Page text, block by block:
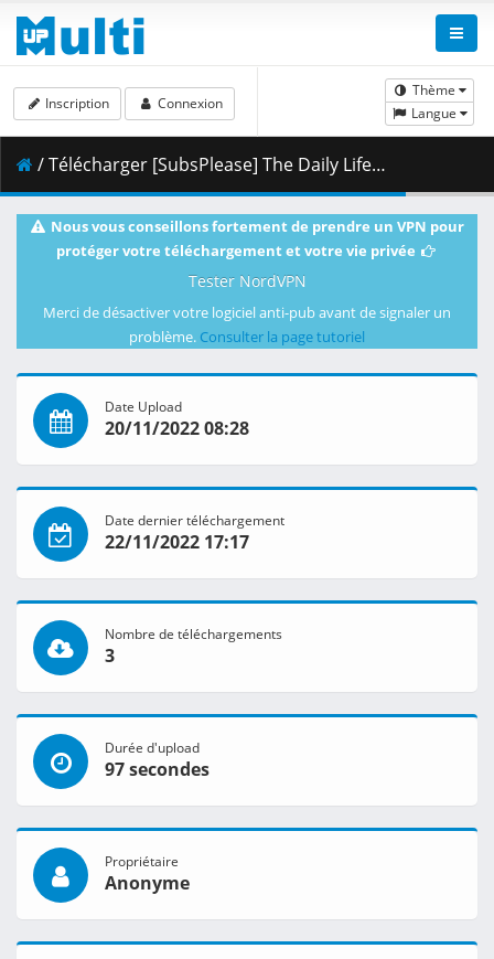
Thème
Langue
Inscription Connexion
/ Télécharger [SubsPlease] The Daily Life of the Immortal King S3 - 09 (1080p) [57FAB5A8].mkv.002 ( 352.41 MB )
Nous vous conseillons fortement de prendre un VPN pour
protéger votre téléchargement et votre vie privée
Tester NordVPN
Merci de désactiver votre logiciel anti-pub avant de signaler un
problème. Consulter la page tutoriel
Date Upload
20/11/2022 08:28
Date dernier téléchargement
22/11/2022 17:17
Nombre de téléchargements
3
Durée d'upload
97 secondes
Propriétaire
Anonyme